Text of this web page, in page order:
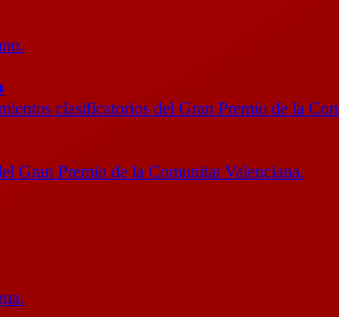
clasificatorios del Gran Premio de la
Gran Premio de la Comunitat Valenciana.